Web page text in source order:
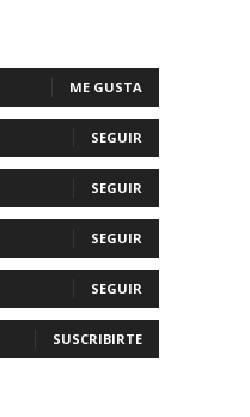
ME GUSTA
SEGUIR
SEGUIR
SEGUIR
SEGUIR
SUSCRIBIRTE